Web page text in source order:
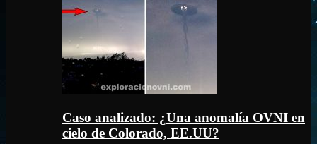
Caso analizado: ¿Una anomalía OVNI en
cielo de Colorado, EE.UU?